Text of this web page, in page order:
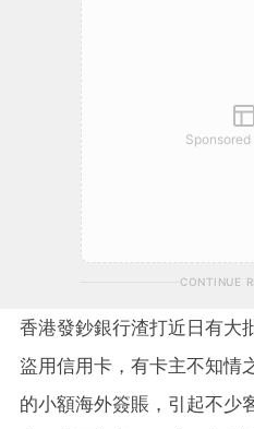
CONTINUE
香港發鈔銀行渣打近日有大
盜用信用卡，有卡主不知情
的小額海外簽賬，引起不少